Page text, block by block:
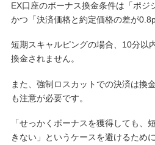
EX口座のボーナス換金条件は「ポジ
かつ「決済価格と約定価格の差が
短期スキャルピングの場合、10分以
換金されません。
また、強制ロスカットでの決済は換
も注意が必要です。
「せっかくボーナスを獲得しても、
きない」というケースを避けるため